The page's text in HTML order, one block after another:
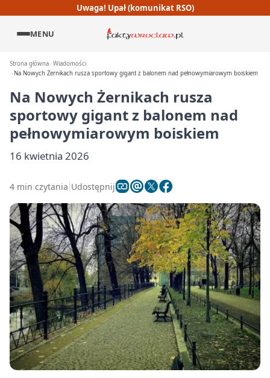
Uwaga! Upał (komunikat RSO)
MENU
Strona główna Wiadomości
Na Nowych Żernikach rusza sportowy gigant z balonem nad pełnowymiarowym boiskiem
Na Nowych Żernikach rusza
sportowy gigant z balonem nad
pełnowymiarowym boiskiem
16 kwietnia 2026
4 min czytania Udostępnij